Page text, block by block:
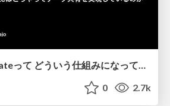
TCAの Shared Stateって どういう仕組みになってんの？
0 2.7k